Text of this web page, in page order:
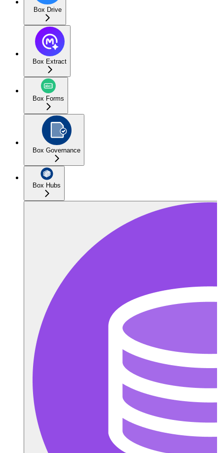
Box Drive
Box Extract
Box Forms
Box Governance
Box Hubs